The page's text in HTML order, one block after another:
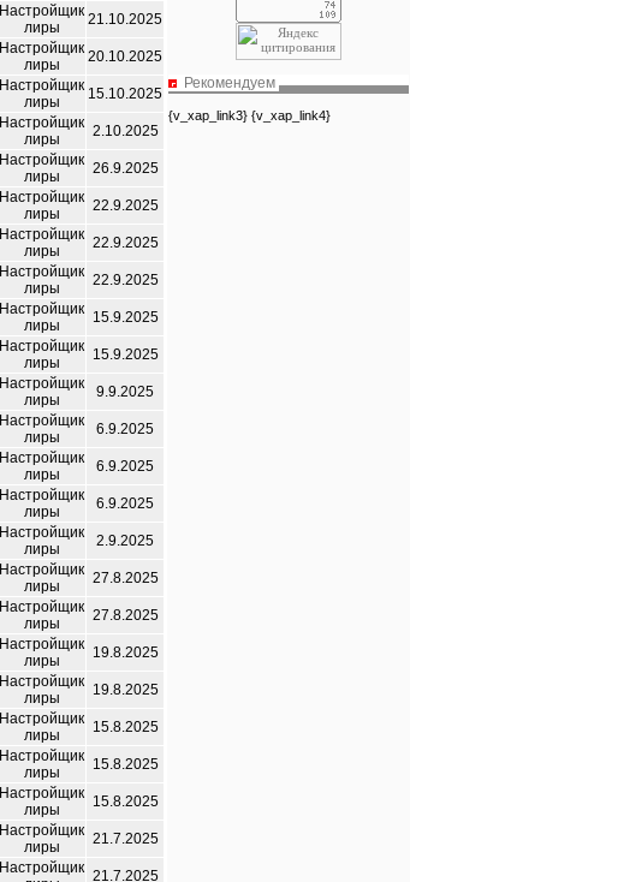
Настройщик
лиры
21.10.2025
Настройщик
лиры
20.10.2025
Настройщик
лиры
15.10.2025
Настройщик
лиры
2.10.2025
Настройщик
лиры
26.9.2025
Настройщик
лиры
22.9.2025
Настройщик
лиры
22.9.2025
Настройщик
лиры
22.9.2025
Настройщик
лиры
15.9.2025
Настройщик
лиры
15.9.2025
Настройщик
лиры
9.9.2025
Настройщик
лиры
6.9.2025
Настройщик
лиры
6.9.2025
Настройщик
лиры
6.9.2025
Настройщик
лиры
2.9.2025
Настройщик
лиры
27.8.2025
Настройщик
лиры
27.8.2025
Настройщик
лиры
19.8.2025
Настройщик
лиры
19.8.2025
Настройщик
лиры
15.8.2025
Настройщик
лиры
15.8.2025
Настройщик
лиры
15.8.2025
Настройщик
лиры
21.7.2025
Настройщик 21.7.2025
Рекомендуем
{v_xap_link3} {v_xap_link4}